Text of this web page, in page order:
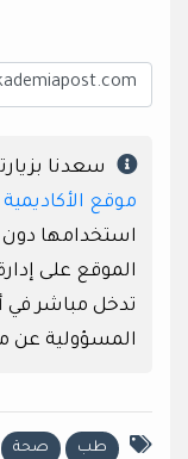
سعدنا
موقع
استخدامها دون
الموقع على
تدخل مباشر في
المسؤولية عن
طب صحة